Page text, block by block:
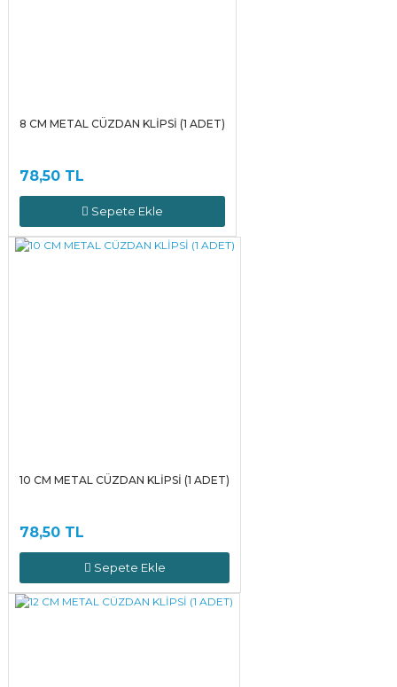
8 CM METAL CÜZDAN KLİPSİ (1 ADET)
78,50 TL
Sepete Ekle
10 CM METAL CÜZDAN KLİPSİ (1 ADET)
78,50 TL
Sepete Ekle